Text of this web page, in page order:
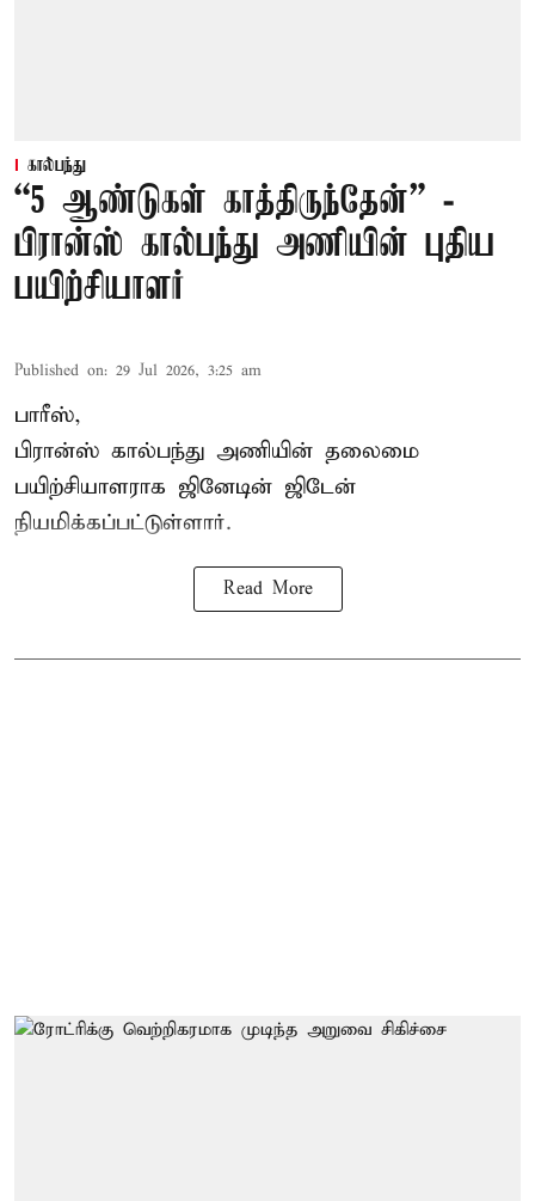
கால்பந்து
“5 ஆண்டுகள் காத்திருந்தேன்” -
பிரான்ஸ் கால்பந்து அணியின் புதிய
பயிற்சியாளர்
Published on: 29 Jul 2026, 3:25 am
பாரீஸ்,
பிரான்ஸ் கால்பந்து அணியின் தலைமை
பயிற்சியாளராக ஜினேடின் ஜிடேன்
நியமிக்கப்பட்டுள்ளார்.
Read More